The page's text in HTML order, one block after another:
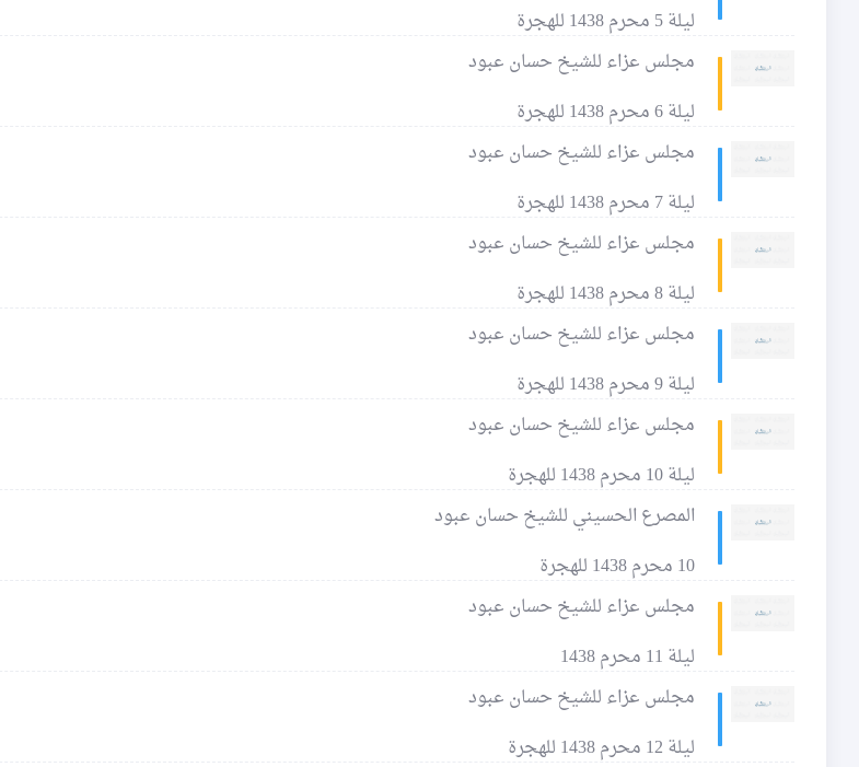
ليلة 5 محرم 1438 للهجرة
مجلس عزاء للشيخ حسان عبود
ليلة 6 محرم 1438 للهجرة
مجلس عزاء للشيخ حسان عبود
ليلة 7 محرم 1438 للهجرة
مجلس عزاء للشيخ حسان عبود
ليلة 8 محرم 1438 للهجرة
مجلس عزاء للشيخ حسان عبود
ليلة 9 محرم 1438 للهجرة
مجلس عزاء للشيخ حسان عبود
ليلة 10 محرم 1438 للهجرة
المصرع الحسيني للشيخ حسان عبود
10 محرم 1438 للهجرة
مجلس عزاء للشيخ حسان عبود
ليلة 11 محرم 1438
مجلس عزاء للشيخ حسان عبود
ليلة 12 محرم 1438 للهجرة